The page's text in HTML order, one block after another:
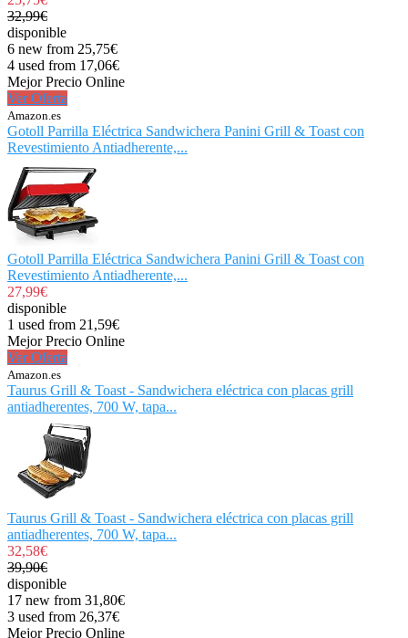
32,99€
disponible
6 new from 25,75€
4 used from 17,06€
Mejor Precio Online
Ver Oferta
Amazon.es
Gotoll Parrilla Eléctrica Sandwichera Panini Grill & Toast con
Revestimiento Antiadherente,...
Gotoll Parrilla Eléctrica Sandwichera Panini Grill & Toast con
Revestimiento Antiadherente,...
27,99€
disponible
1 used from 21,59€
Mejor Precio Online
Ver Oferta
Amazon.es
Taurus Grill & Toast - Sandwichera eléctrica con placas grill
antiadherentes, 700 W, tapa...
Taurus Grill & Toast - Sandwichera eléctrica con placas grill
antiadherentes, 700 W, tapa...
32,58€
39,90€
disponible
17 new from 31,80€
3 used from 26,37€
Mejor Precio Online